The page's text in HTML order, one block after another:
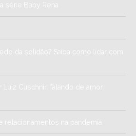
série Baby Rena
da solidão? Saiba como lidar com
Luiz Cuschnir: falando de amor
relacionamentos na pandemia